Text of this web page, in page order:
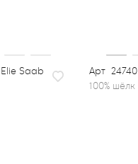
Elie Saab
24740
100% шёлк